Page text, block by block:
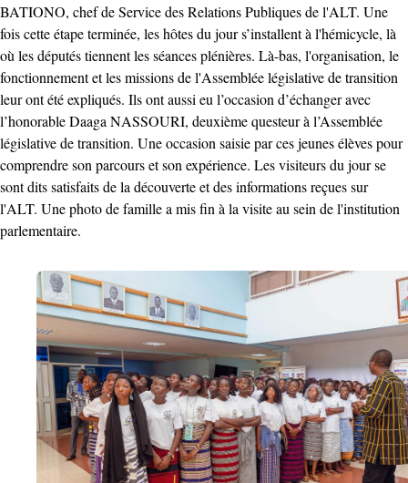
BATIONO, chef de Service des Relations Publiques de l'ALT. Une
fois cette étape terminée, les hôtes du jour s’installent à l'hémicycle, là
où les députés tiennent les séances plénières. Là-bas, l'organisation, le
fonctionnement et les missions de l'Assemblée législative de transition
leur ont été expliqués. Ils ont aussi eu l’occasion d’échanger avec
l’honorable Daaga NASSOURI, deuxième questeur à l’Assemblée
législative de transition. Une occasion saisie par ces jeunes élèves pour
comprendre son parcours et son expérience. Les visiteurs du jour se
sont dits satisfaits de la découverte et des informations reçues sur
l'ALT. Une photo de famille a mis fin à la visite au sein de l'institution
parlementaire.